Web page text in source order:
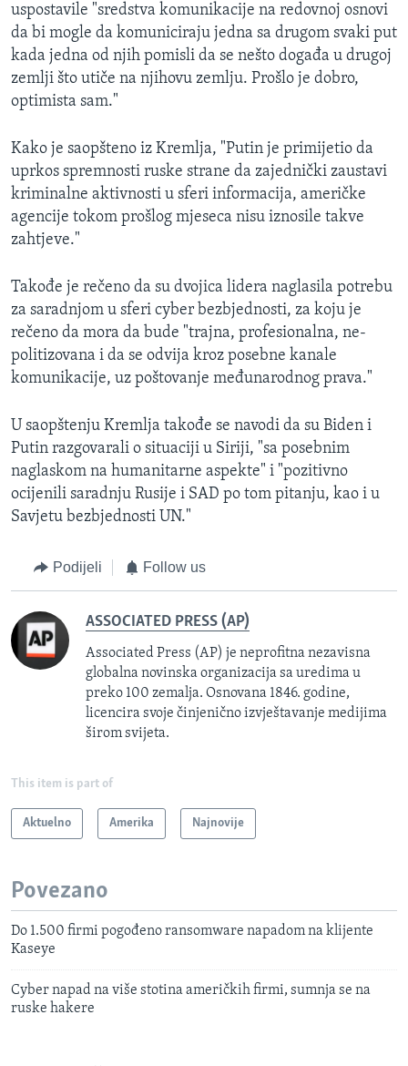
uspostavile "sredstva komunikacije na redovnoj osnovi
da bi mogle da komuniciraju jedna sa drugom svaki put
kada jedna od njih pomisli da se nešto događa u drugoj
zemlji što utiče na njihovu zemlju. Prošlo je dobro,
optimista sam."
Kako je saopšteno iz Kremlja, "Putin je primijetio da
uprkos spremnosti ruske strane da zajednički zaustavi
kriminalne aktivnosti u sferi informacija, američke
agencije tokom prošlog mjeseca nisu iznosile takve
zahtjeve."
Takođe je rečeno da su dvojica lidera naglasila potrebu
za saradnjom u sferi cyber bezbjednosti, za koju je
rečeno da mora da bude "trajna, profesionalna, ne-
politizovana i da se odvija kroz posebne kanale
komunikacije, uz poštovanje međunarodnog prava."
U saopštenju Kremlja takođe se navodi da su Biden i
Putin razgovarali o situaciji u Siriji, "sa posebnim
naglaskom na humanitarne aspekte" i "pozitivno
ocijenili saradnju Rusije i SAD po tom pitanju, kao i u
Savjetu bezbjednosti UN."
Podijeli Follow us
ASSOCIATED PRESS (AP)
Associated Press (AP) je neprofitna nezavisna
globalna novinska organizacija sa uredima u
preko 100 zemalja. Osnovana 1846. godine,
licencira svoje činjenično izvještavanje medijima
širom svijeta.
This item is part of
Aktuelno Amerika Najnovije
Povezano
Do 1.500 firmi pogođeno ransomware napadom na klijente
Kaseye
Cyber napad na više stotina američkih firmi, sumnja se na
ruske hakere